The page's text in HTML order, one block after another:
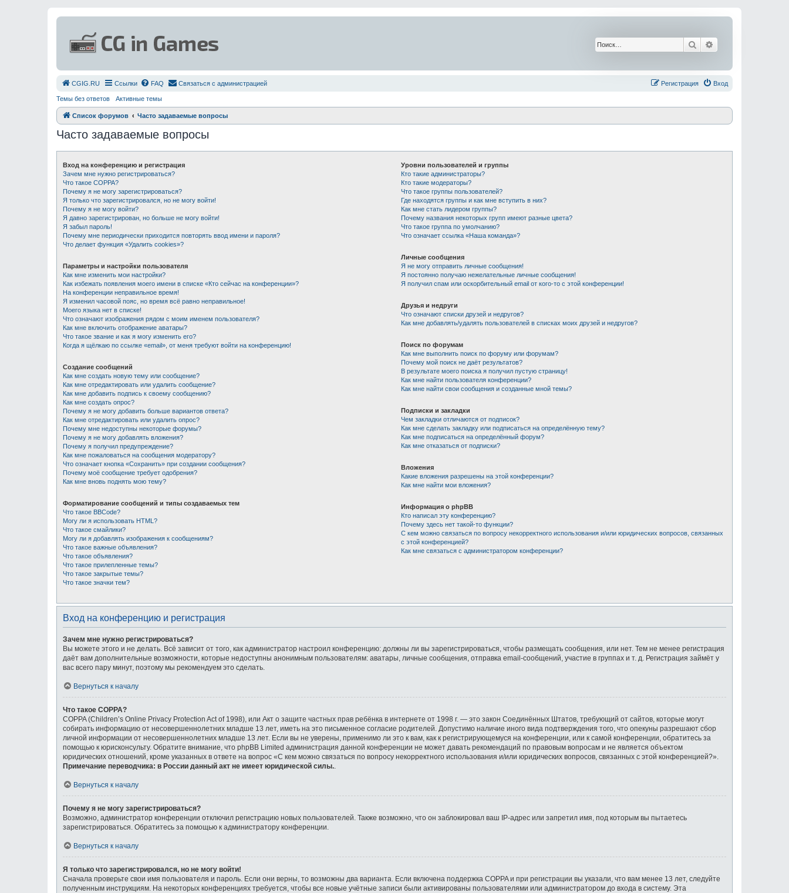
Поиск
СGIG.RU Ссылки FAQ Связаться с администрацией Вход
Регистрация
Темы без ответов Активные темы
Список форумов Часто задаваемые вопросы
Часто задаваемые вопросы
Вход на конференцию и регистрация
Зачем мне нужно регистрироваться?
Что такое COPPA?
Почему я не могу зарегистрироваться?
Я только что зарегистрировался, но не могу войти!
Почему я не могу войти?
Я давно зарегистрирован, но больше не могу войти!
Я забыл пароль!
Почему мне периодически приходится повторять ввод имени и пароля?
Что делает функция «Удалить cookies»?
Параметры и настройки пользователя
Как мне изменить мои настройки?
Как избежать появления моего имени в списке «Кто сейчас на конференции»?
На конференции неправильное время!
Я изменил часовой пояс, но время всё равно неправильное!
Моего языка нет в списке!
Что означают изображения рядом с моим именем пользователя?
Как мне включить отображение аватары?
Что такое звание и как я могу изменить его?
Когда я щёлкаю по ссылке «email», от меня требуют войти на конференцию!
Создание сообщений
Как мне создать новую тему или сообщение?
Как мне отредактировать или удалить сообщение?
Как мне добавить подпись к своему сообщению?
Как мне создать опрос?
Почему я не могу добавить больше вариантов ответа?
Как мне отредактировать или удалить опрос?
Почему мне недоступны некоторые форумы?
Почему я не могу добавлять вложения?
Почему я получил предупреждение?
Как мне пожаловаться на сообщения модератору?
Что означает кнопка «Сохранить» при создании сообщения?
Почему моё сообщение требует одобрения?
Как мне вновь поднять мою тему?
Форматирование сообщений и типы создаваемых тем
Что такое BBCode?
Могу ли я использовать HTML?
Что такое смайлики?
Могу ли я добавлять изображения к сообщениям?
Что такое важные объявления?
Что такое объявления?
Что такое прилепленные темы?
Что такое закрытые темы?
Что такое значки тем?
Уровни пользователей и группы
Кто такие администраторы?
Кто такие модераторы?
Что такое группы пользователей?
Где находятся группы и как мне вступить в них?
Как мне стать лидером группы?
Почему названия некоторых групп имеют разные цвета?
Что такое группа по умолчанию?
Что означает ссылка «Наша команда»?
Личные сообщения
Я не могу отправить личные сообщения!
Я постоянно получаю нежелательные личные сообщения!
Я получил спам или оскорбительный email от кого-то с этой конференции!
Друзья и недруги
Что означают списки друзей и недругов?
Как мне добавлять/удалять пользователей в списках моих друзей и недругов?
Поиск по форумам
Как мне выполнить поиск по форуму или форумам?
Почему мой поиск не даёт результатов?
В результате моего поиска я получил пустую страницу!
Как мне найти пользователя конференции?
Как мне найти свои сообщения и созданные мной темы?
Подписки и закладки
Чем закладки отличаются от подписок?
Как мне сделать закладку или подписаться на определённую тему?
Как мне подписаться на определённый форум?
Как мне отказаться от подписки?
Вложения
Какие вложения разрешены на этой конференции?
Как мне найти мои вложения?
Информация о phpBB
Кто написал эту конференцию?
Почему здесь нет такой-то функции?
С кем можно связаться по вопросу некорректного использования и/или юридических вопросов, связанных
с этой конференцией?
Как мне связаться с администратором конференции?
Вход на конференцию и регистрация
Зачем мне нужно регистрироваться?
Вы можете этого и не делать. Всё зависит от того, как администратор настроил конференцию: должны ли вы зарегистрироваться, чтобы размещать сообщения, или нет. Тем не менее регистрация
даёт вам дополнительные возможности, которые недоступны анонимным пользователям: аватары, личные сообщения, отправка email-сообщений, участие в группах и т. д. Регистрация займёт у
вас всего пару минут, поэтому мы рекомендуем это сделать.
Вернуться к началу
Что такое COPPA?
COPPA (Children’s Online Privacy Protection Act of 1998), или Акт о защите частных прав ребёнка в интернете от 1998 г. — это закон Соединённых Штатов, требующий от сайтов, которые могут
собирать информацию от несовершеннолетних младше 13 лет, иметь на это письменное согласие родителей. Допустимо наличие иного вида подтверждения того, что опекуны разрешают сбор
личной информации от несовершеннолетних младше 13 лет. Если вы не уверены, применимо ли это к вам, как к регистрирующемуся на конференции, или к самой конференции, обратитесь за
помощью к юрисконсульту. Обратите внимание, что phpBB Limited администрация данной конференции не может давать рекомендаций по правовым вопросам и не является объектом
юридических отношений, кроме указанных в ответе на вопрос «С кем можно связаться по вопросу некорректного использования и/или юридических вопросов, связанных с этой конференцией?».
Примечание переводчика: в России данный акт не имеет юридической силы..
Вернуться к началу
Почему я не могу зарегистрироваться?
Возможно, администратор конференции отключил регистрацию новых пользователей. Также возможно, что он заблокировал ваш IP-адрес или запретил имя, под которым вы пытаетесь
зарегистрироваться. Обратитесь за помощью к администратору конференции.
Вернуться к началу
Я только что зарегистрировался, но не могу войти!
Сначала проверьте свои имя пользователя и пароль. Если они верны, то возможны два варианта. Если включена поддержка COPPA и при регистрации вы указали, что вам менее 13 лет, следуйте
полученным инструкциям. На некоторых конференциях требуется, чтобы все новые учётные записи были активированы пользователями или администратором до входа в систему. Эта